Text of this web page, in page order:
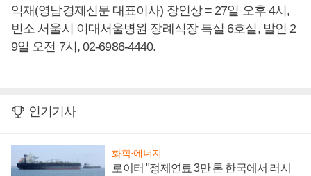
익재(영남경제신문 대표이사) 장인상 = 27일 오후 4시,
빈소 서울시 이대서울병원 장례식장 특실 6호실, 발인 2
9일 오전 7시, 02-6986-4440.
인기기사
화학·에너지
로이터 "정제연료 3만 톤 한국에서 러시